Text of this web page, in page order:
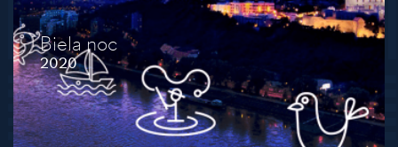
Biela noc
2020